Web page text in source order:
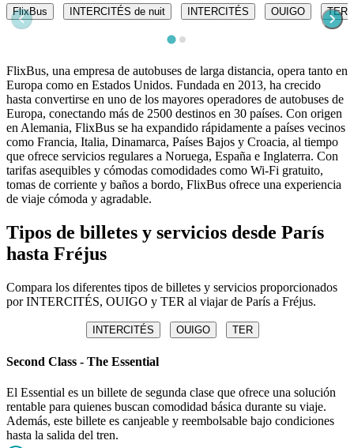
FlixBus INTERCITÉS de nuit INTERCITÉS OUIGO TER
FlixBus, una empresa de autobuses de larga distancia, opera tanto en
Europa como en Estados Unidos. Fundada en 2013, ha crecido
hasta convertirse en uno de los mayores operadores de autobuses de
Europa, conectando más de 2500 destinos en 30 países. Con origen
en Alemania, FlixBus se ha expandido rápidamente a países vecinos
como Francia, Italia, Dinamarca, Países Bajos y Croacia, al tiempo
que ofrece servicios regulares a Noruega, España e Inglaterra. Con
tarifas asequibles y cómodas comodidades como Wi-Fi gratuito,
tomas de corriente y baños a bordo, FlixBus ofrece una experiencia
de viaje cómoda y agradable.
Tipos de billetes y servicios desde París
hasta Fréjus
Compara los diferentes tipos de billetes y servicios proporcionados
por INTERCITÉS, OUIGO y TER al viajar de París a Fréjus.
INTERCITÉS OUIGO TER
Second Class - The Essential
El Essential es un billete de segunda clase que ofrece una solución
rentable para quienes buscan comodidad básica durante su viaje.
Además, este billete es canjeable y reembolsable bajo condiciones
hasta la salida del tren.